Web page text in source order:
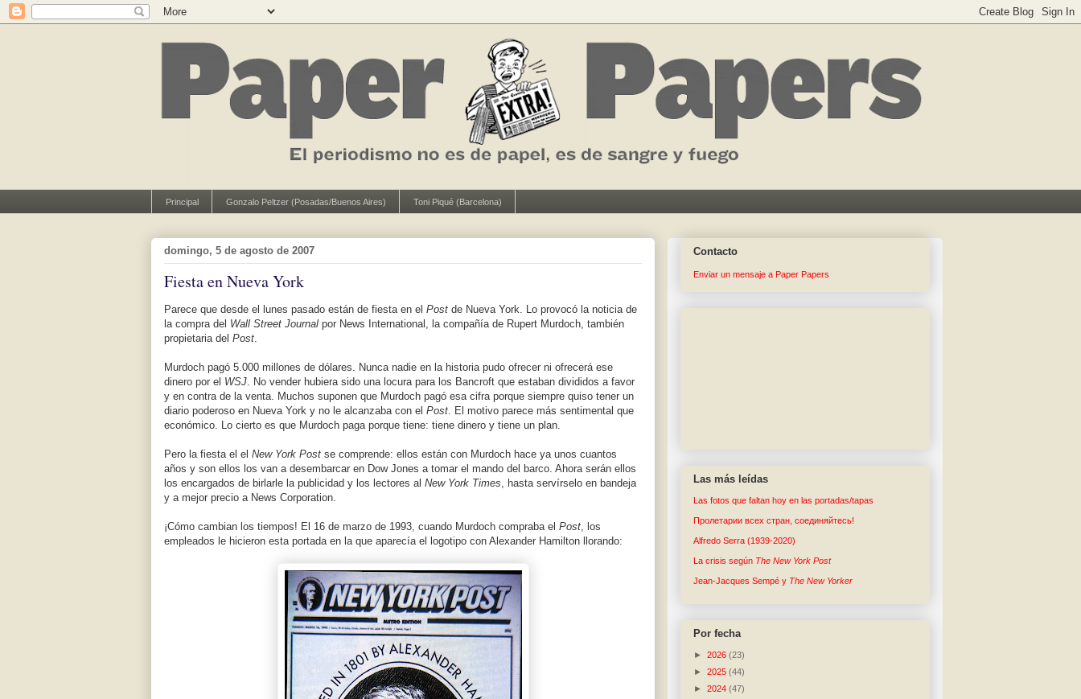
Principal Gonzalo Peltzer (Posadas/Buenos Aires) Toni Piqué (Barcelona)
domingo, 5 de agosto de 2007
Fiesta en Nueva York
Parece que desde el lunes pasado están de fiesta en el Post de Nueva York. Lo provocó la noticia de
la compra del Wall Street Journal por News International, la compañía de Rupert Murdoch, también
propietaria del Post.
Murdoch pagó 5.000 millones de dólares. Nunca nadie en la historia pudo ofrecer ni ofrecerá ese
dinero por el WSJ. No vender hubiera sido una locura para los Bancroft que estaban divididos a favor
y en contra de la venta. Muchos suponen que Murdoch pagó esa cifra porque siempre quiso tener un
diario poderoso en Nueva York y no le alcanzaba con el Post. El motivo parece más sentimental que
económico. Lo cierto es que Murdoch paga porque tiene: tiene dinero y tiene un plan.
Pero la fiesta el el New York Post se comprende: ellos están con Murdoch hace ya unos cuantos
años y son ellos los van a desembarcar en Dow Jones a tomar el mando del barco. Ahora serán ellos
los encargados de birlarle la publicidad y los lectores al New York Times, hasta servírselo en bandeja
y a mejor precio a News Corporation.
¡Cómo cambian los tiempos! El 16 de marzo de 1993, cuando Murdoch compraba el Post, los
empleados le hicieron esta portada en la que aparecía el logotipo con Alexander Hamilton llorando:
Contacto
Enviar un mensaje a Paper Papers
Las más leídas
Las fotos que faltan hoy en las portadas/tapas
Пролетарии всех стран, соединяйтесь!
Alfredo Serra (1939-2020)
La crisis según The New York Post
Jean-Jacques Sempé y The New Yorker
Por fecha
► 2026 (23)
► 2025 (44)
► 2024 (47)